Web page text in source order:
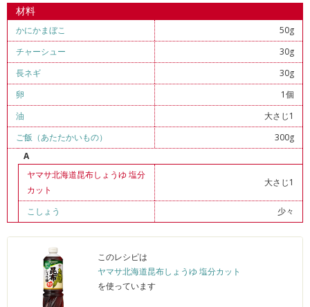
材料
かにかまぼこ
50g
チャーシュー
30g
長ネギ
30g
卵
1個
油
大さじ1
ご飯（あたたかいもの）
300g
A
ヤマサ北海道昆布しょうゆ 塩分
カット
大さじ1
こしょう 少々
このレシピは
ヤマサ北海道昆布しょうゆ 塩分カット
を使っています